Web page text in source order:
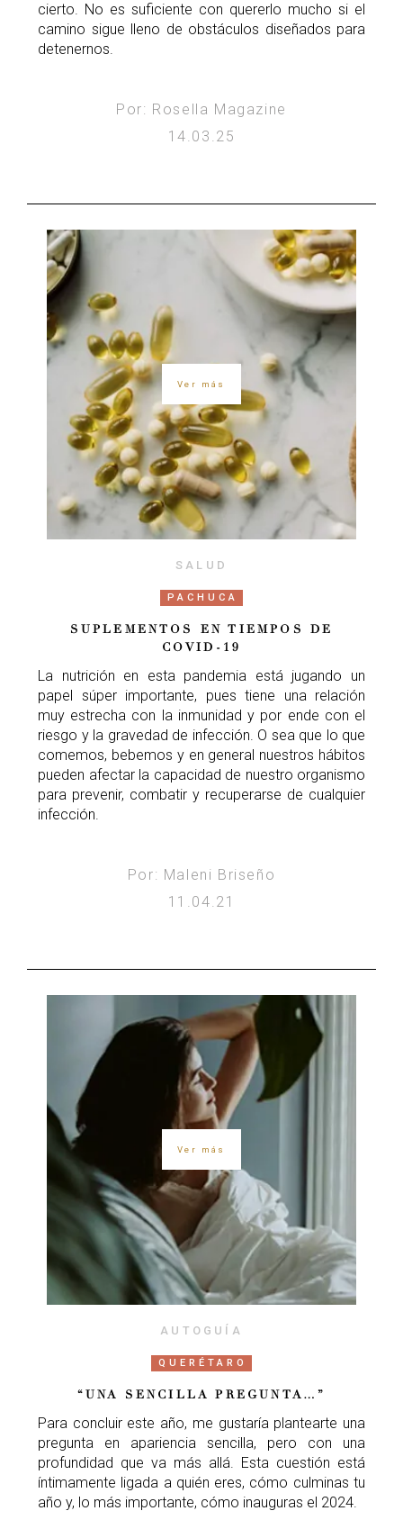
cierto. No es suficiente con quererlo mucho si el
camino sigue lleno de obstáculos diseñados para
detenernos.
Por: Rosella Magazine
14.03.25
Ver más
SALUD
PACHUCA
SUPLEMENTOS EN TIEMPOS DE
COVID-19
La nutrición en esta pandemia está jugando un
papel súper importante, pues tiene una relación
muy estrecha con la inmunidad y por ende con el
riesgo y la gravedad de infección. O sea que lo que
comemos, bebemos y en general nuestros hábitos
pueden afectar la capacidad de nuestro organismo
para prevenir, combatir y recuperarse de cualquier
infección.
Por: Maleni Briseño
11.04.21
Ver más
AUTOGUÍA
QUERÉTARO
“UNA SENCILLA PREGUNTA…”
Para concluir este año, me gustaría plantearte una
pregunta en apariencia sencilla, pero con una
profundidad que va más allá. Esta cuestión está
íntimamente ligada a quién eres, cómo culminas tu
año y, lo más importante, cómo inauguras el 2024.